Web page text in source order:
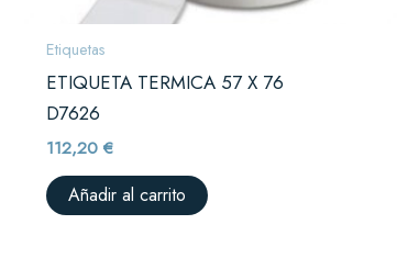
Etiquetas
ETIQUETA TERMICA 57 X 76
D7626
112,20€
Añadir al carrito